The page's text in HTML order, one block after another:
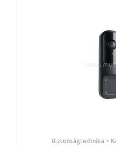
Biztonságtechnika >